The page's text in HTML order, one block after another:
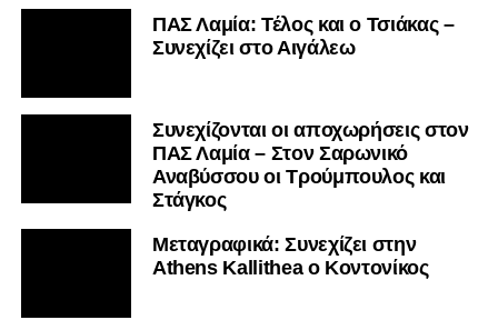
ΠΑΣ Λαμία: Τέλος και ο Τσιάκας –
Συνεχίζει στο Αιγάλεω
Συνεχίζονται οι αποχωρήσεις στον
ΠΑΣ Λαμία – Στον Σαρωνικό
Αναβύσσου οι Τρούμπουλος και
Στάγκος
Mεταγραφικά: Συνεχίζει στην
Athens Kallithea ο Κοντονίκος